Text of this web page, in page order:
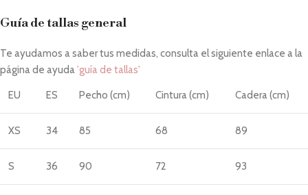
Guía de tallas general
Te ayudamos a saber tus medidas, consulta el siguiente enlace a la
página de ayuda'guía de tallas'
EU ES Pecho (cm) Cintura (cm) Cadera (cm)
XS 34 85 68 89
S 36 90 72 93